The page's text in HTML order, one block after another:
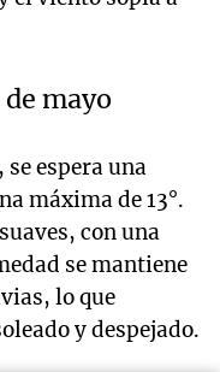
mayo
se espera una
máxima de 13°.
con una
se mantiene
lo que
y despejado.